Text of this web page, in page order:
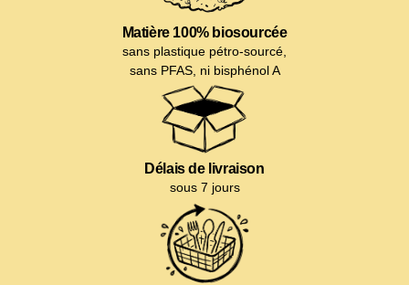
Matière 100% biosourcée
sans plastique pétro-sourcé,
sans PFAS, ni bisphénol A
Délais de livraison
sous 7 jours